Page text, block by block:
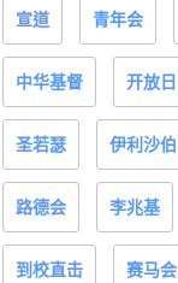
宣道 青年会
中华基督 开放日
圣若瑟 伊利沙伯
路德会 李兆基
到校直击 赛马会